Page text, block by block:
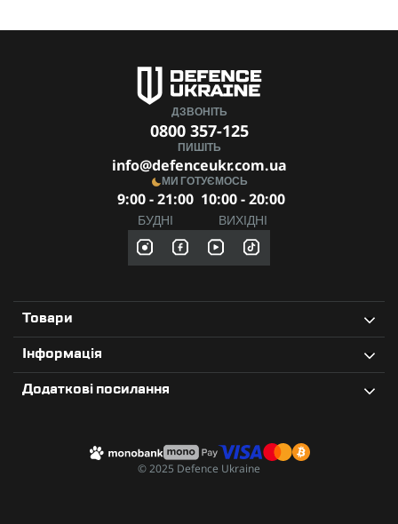
ДЗВОНІТЬ
0800 357-125
ПИШІТЬ
info@defenceukr.com.ua
МИ ГОТУЄМОСЬ
9:00 - 21:00
БУДНІ
10:00 - 20:00
ВИХІДНІ
Товари
Інформація
Додаткові посилання
© 2025 Defence Ukraine